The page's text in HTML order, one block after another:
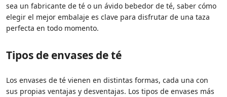
sea un fabricante de té o un ávido bebedor de té, saber cómo
elegir el mejor embalaje es clave para disfrutar de una taza
perfecta en todo momento.
Tipos de envases de té
Los envases de té vienen en distintas formas, cada una con
sus propias ventajas y desventajas. Los tipos de envases más